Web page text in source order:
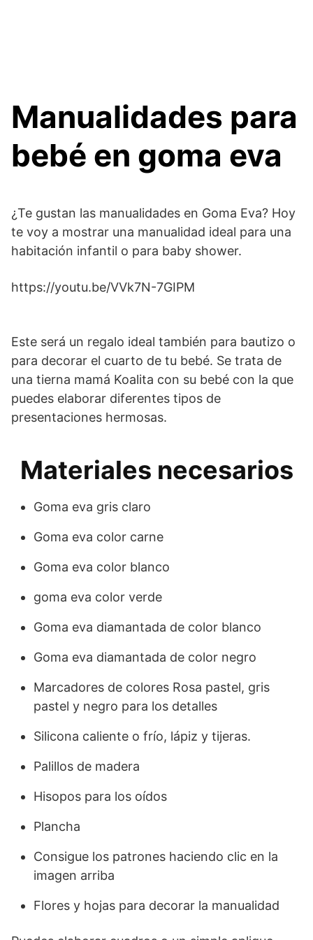
Manualidades para
bebé en goma eva
¿Te gustan las manualidades en Goma Eva? Hoy
te voy a mostrar una manualidad ideal para una
habitación infantil o para baby shower.
https://youtu.be/VVk7N-7GIPM
Este será un regalo ideal también para bautizo o
para decorar el cuarto de tu bebé. Se trata de
una tierna mamá Koalita con su bebé con la que
puedes elaborar diferentes tipos de
presentaciones hermosas.
Materiales necesarios
Goma eva gris claro
Goma eva color carne
Goma eva color blanco
goma eva color verde
Goma eva diamantada de color blanco
Goma eva diamantada de color negro
Marcadores de colores Rosa pastel, gris
pastel y negro para los detalles
Silicona caliente o frío, lápiz y tijeras.
Palillos de madera
Hisopos para los oídos
Plancha
Consigue los patrones haciendo clic en la
imagen arriba
Flores y hojas para decorar la manualidad